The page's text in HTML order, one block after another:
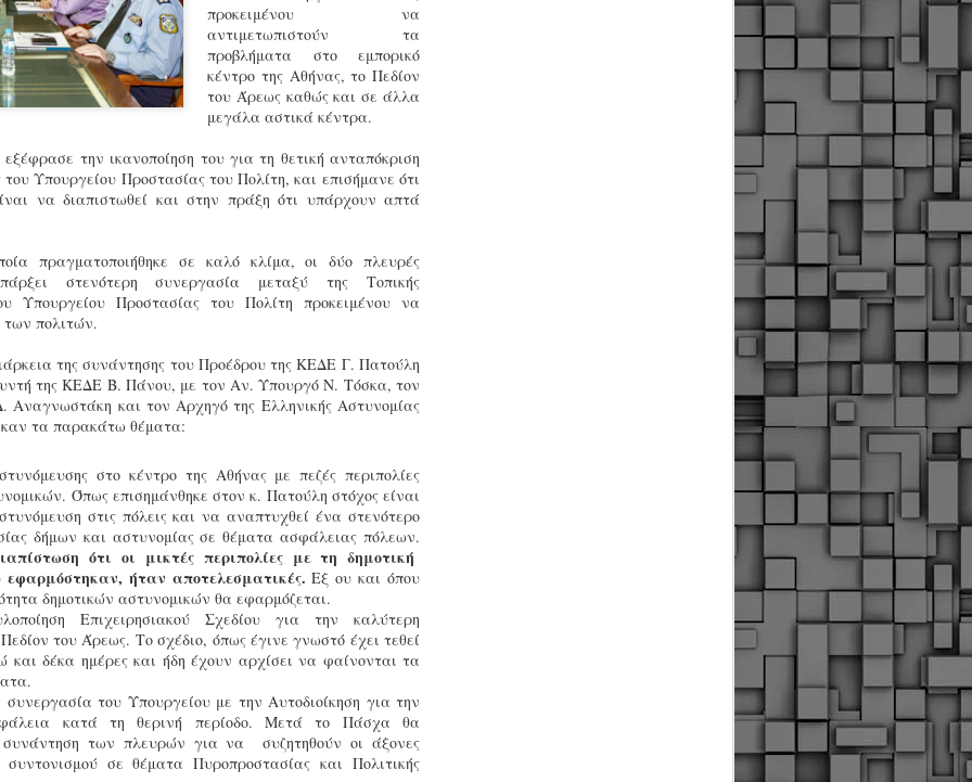
προκειμένου να
αντιμετωπιστούν τα
προβλήματα στο εμπορικό
κέντρο της Αθήνας, το Πεδίον
του Άρεως καθώς και σε άλλα
μεγάλα αστικά κέντρα.
την ικανοποίηση του για τη θετική ανταπόκριση
του Υπουργείου Προστασίας του Πολίτη, και επισήμανε ότι
να διαπιστωθεί και στην πράξη ότι υπάρχουν απτά
πραγματοποιήθηκε σε καλό κλίμα, οι δύο πλευρές
στενότερη συνεργασία μεταξύ της Τοπικής
Υπουργείου Προστασίας του Πολίτη προκειμένου να
των πολιτών.
της συνάντησης του Προέδρου της ΚΕΔΕ Γ. Πατούλη
της ΚΕΔΕ Β. Πάνου, με τον Αν. Υπουργό Ν. Τόσκα, τον
Αναγνωστάκη και τον Αρχηγό της Ελληνικής Αστυνομίας
τα παρακάτω θέματα:
στο κέντρο της Αθήνας με πεζές περιπολίες
Όπως επισημάνθηκε στον κ. Πατούλη στόχος είναι
στις πόλεις και να αναπτυχθεί ένα στενότερο
δήμων και αστυνομίας σε θέματα ασφάλειας πόλεων.
ότι οι μικτές περιπολίες με τη δημοτική
ήταν αποτελεσματικές. Εξ ου και όπου
δημοτικών αστυνομικών θα εφαρμόζεται.
Επιχειρησιακού Σχεδίου για την καλύτερη
του Άρεως. Το σχέδιο, όπως έγινε γνωστό έχει τεθεί
και δέκα ημέρες και ήδη έχουν αρχίσει να φαίνονται τα
συνεργασία του Υπουργείου με την Αυτοδιοίκηση για την
κατά τη θερινή περίοδο. Μετά το Πάσχα θα
συνάντηση των πλευρών για να συζητηθούν οι άξονες
σε θέματα Πυροπροστασίας και Πολιτικής
εκπαιδευμένους δημοτικούς αστυνομικούς, οι οποίοι έχουν
ήδη ολοκληρώσει την προβλεπόμενη εκπαίδευσή τους και
είναι έτοιμοι να αναλάβουν καθήκοντα.
Στο πλαίσιο της προετοιμασίας, ο Δήμος παρέλαβε τρία
ολοκαίνουργια σκούτερ, τα οποία θα χρησιμοποιούνται για
στελεχών της υπηρεσίας.
4
ελέγχων σε ιδιοκτήτες
ζώων συντροφιάς τον
Μάιο από τη Δημοτική
Αστυνομία
Θεσσαλονίκης
Τον απολογισμό των δράσεων
της για την προστασία των
ζώων συντροφιάς τον μήνα
Μάιο 2026 παρουσιάζει η
Δημοτική Αστυνομία
Θεσσαλονίκης.
Συγκεκριμένα,
πραγματοποιήθηκαν έλεγχοι
από αμιγή κλιμάκια
Θεσσαλονίκης: Ένταση
κατά την διάρκεια
ελέγχων τήρησης
νομοθεσίας για τα
δεσποζόμενα ζώα
συντροφιάς στο Πεδίον
του Άρεως
Ένταση επικράτησε στο Πεδίον
του Άρεως κατά τη διάρκεια
ελέγχων που
Αστυνομία για την τήρηση των
υποχρεώσεων που
προβλέπονται για τα ζώα
συντροφιάς, όπως η
Γρεβενά - Τμήμα Δοκίμων Αστυφυλάκων:
Εκπαιδευόμενοι Δημοτικοί Αστυνομικοί έκαναν χρήση
κάνναβης στην αυλή της σχολής
σύλληψη δύο εκπαιδευόμενων Δημοτικών Αστυνομικών
33 και 31 ετών, για ναρκωτικά, προχώρησαν το βράδυ
Τετάρτης 6 Μαΐου οι αστυνομικοί στα Γρεβενά.